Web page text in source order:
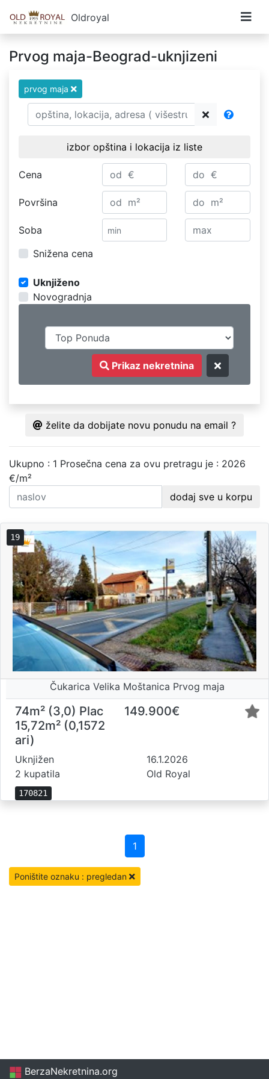
Oldroyal
Prvog maja-Beograd-uknjizeni
prvog maja
izbor opština i lokacija iz liste
Cena
Površina
Soba
Snižena cena
Uknjiženo
Novogradnja
Prikaz nekretnina
želite da dobijate novu ponudu na email ?
Ukupno : 1 Prosečna cena za ovu pretragu je : 2026
€/m²
dodaj sve u korpu
19
Čukarica Velika Moštanica Prvog maja
74m² (3,0) Plac
15,72m² (0,1572
ari)
149.900€
Uknjižen
2 kupatila
170821
16.1.2026
Old Royal
1
Poništite oznaku : pregledan
BerzaNekretnina.org